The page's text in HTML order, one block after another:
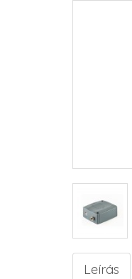
Leírás